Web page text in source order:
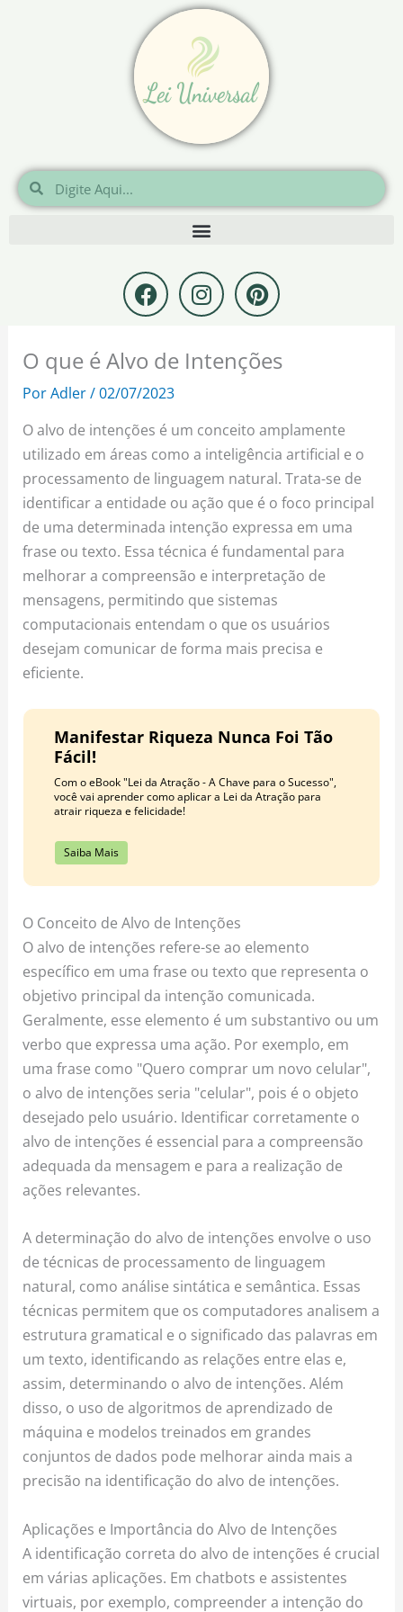
Pesquisar
Pesquisar
F
a
c
e
b
o
k
I
n
s
t
a
a
m
P
i
n
t
e
s
t
O que é Alvo de Intenções
PorAdler/02/07/2023
O alvo de intenções é um conceito amplamente
utilizado em áreas como a inteligência artificial e o
processamento de linguagem natural. Trata-se de
identificar a entidade ou ação que é o foco principal
de uma determinada intenção expressa em uma
frase ou texto. Essa técnica é fundamental para
melhorar a compreensão e interpretação de
mensagens, permitindo que sistemas
computacionais entendam o que os usuários
desejam comunicar de forma mais precisa e
eficiente.
Manifestar Riqueza Nunca Foi Tão
Fácil!
Com o eBook "Lei da Atração - A Chave para o Sucesso",
você vai aprender como aplicar a Lei da Atração para
atrair riqueza e felicidade!
Saiba Mais
O Conceito de Alvo de Intenções
O alvo de intenções refere-se ao elemento
específico em uma frase ou texto que representa o
objetivo principal da intenção comunicada.
Geralmente, esse elemento é um substantivo ou um
verbo que expressa uma ação. Por exemplo, em
uma frase como "Quero comprar um novo celular",
o alvo de intenções seria "celular", pois é o objeto
desejado pelo usuário. Identificar corretamente o
alvo de intenções é essencial para a compreensão
adequada da mensagem e para a realização de
ações relevantes.
A determinação do alvo de intenções envolve o uso
de técnicas de processamento de linguagem
natural, como análise sintática e semântica. Essas
técnicas permitem que os computadores analisem a
estrutura gramatical e o significado das palavras em
um texto, identificando as relações entre elas e,
assim, determinando o alvo de intenções. Além
disso, o uso de algoritmos de aprendizado de
máquina e modelos treinados em grandes
conjuntos de dados pode melhorar ainda mais a
precisão na identificação do alvo de intenções.
Aplicações e Importância do Alvo de Intenções
A identificação correta do alvo de intenções é crucial
em várias aplicações. Em chatbots e assistentes
virtuais, por exemplo, compreender a intenção do